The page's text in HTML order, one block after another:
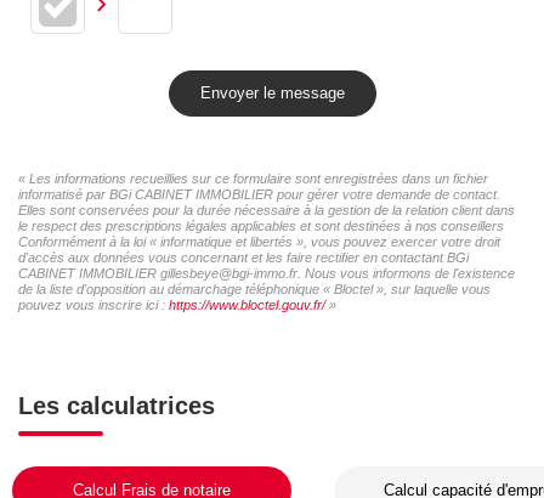
Envoyer le message
« Les informations recueillies sur ce formulaire sont enregistrées dans un fichier
informatisé par BGi CABINET IMMOBILIER pour gérer votre demande de contact.
Elles sont conservées pour la durée nécessaire à la gestion de la relation client dans
le respect des prescriptions légales applicables et sont destinées à nos conseillers
Conformément à la loi « informatique et libertés », vous pouvez exercer votre droit
d'accès aux données vous concernant et les faire rectifier en contactant BGi
CABINET IMMOBILIER gillesbeye@bgi-immo.fr. Nous vous informons de l'existence
de la liste d'opposition au démarchage téléphonique « Bloctel », sur laquelle vous
pouvez vous inscrire ici : https://www.bloctel.gouv.fr/»
Les calculatrices
Calcul Frais de notaire Calcul capacité